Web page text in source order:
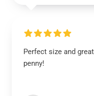
Perfect size and
penny!